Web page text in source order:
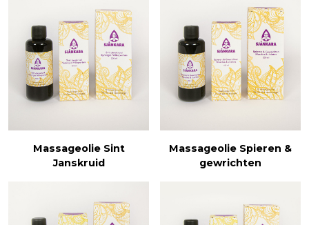
Massageolie Sint
Janskruid
Massageolie Spieren &
gewrichten